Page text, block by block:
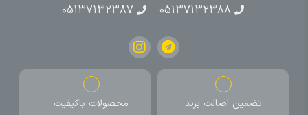
۰۵۱۳۷۱۳۲۳۸۸
۰۵۱۳۷۱۳۲۳۸۷
تضمین اصالت برند محصولات باکیفیت